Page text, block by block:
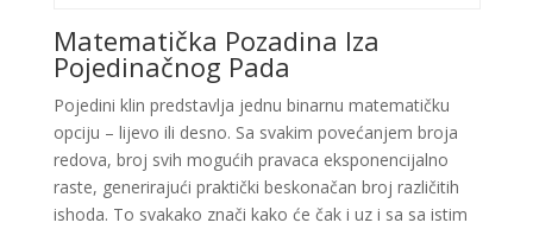
Matematička Pozadina Iza
Pojedinačnog Pada
Pojedini klin predstavlja jednu binarnu matematičku
opciju – lijevo ili desno. Sa svakim povećanjem broja
redova, broj svih mogućih pravaca eksponencijalno
raste, generirajući praktički beskonačan broj različitih
ishoda. To svakako znači kako će čak i uz i sa sa istim